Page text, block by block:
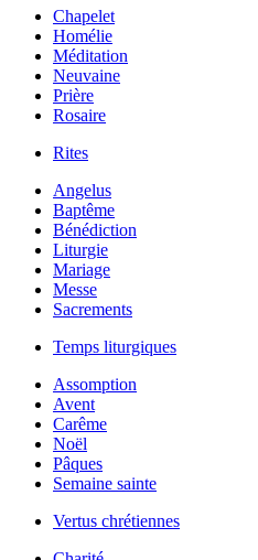
Chapelet
Homélie
Méditation
Neuvaine
Prière
Rosaire
Rites
Angelus
Baptême
Bénédiction
Liturgie
Mariage
Messe
Sacrements
Temps liturgiques
Assomption
Avent
Carême
Noël
Pâques
Semaine sainte
Vertus chrétiennes